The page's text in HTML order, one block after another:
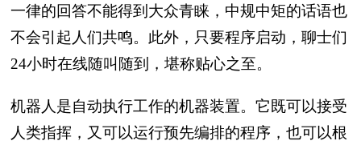
一律的回答不能得到大众青睐，中规中矩的话语也
不会引起人们共鸣。此外，只要程序启动，聊士们
24小时在线随叫随到，堪称贴心之至。
机器人是自动执行工作的机器装置。它既可以接受
人类指挥，又可以运行预先编排的程序，也可以根